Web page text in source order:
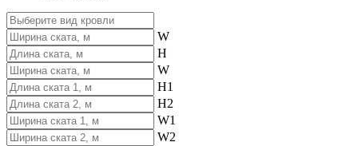
W
H
W
H1
H2
W1
W2